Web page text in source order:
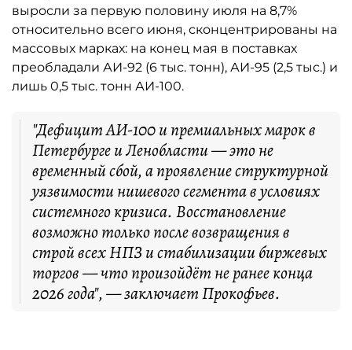
выросли за первую половину июля на 8,7%
относительно всего июня, сконцентрированы на
массовых марках: на конец мая в поставках
преобладали АИ-92 (6 тыс. тонн), АИ-95 (2,5 тыс.) и
лишь 0,5 тыс. тонн АИ-100.
"Дефицит АИ-100 и премиальных марок в
Петербурге и Ленобласти — это не
временный сбой, а проявление структурной
уязвимости нишевого сегмента в условиях
системного кризиса. Восстановление
возможно только после возвращения в
строй всех НПЗ и стабилизации биржевых
торгов — что произойдёт не ранее конца
2026 года", — заключает Прокофьев.